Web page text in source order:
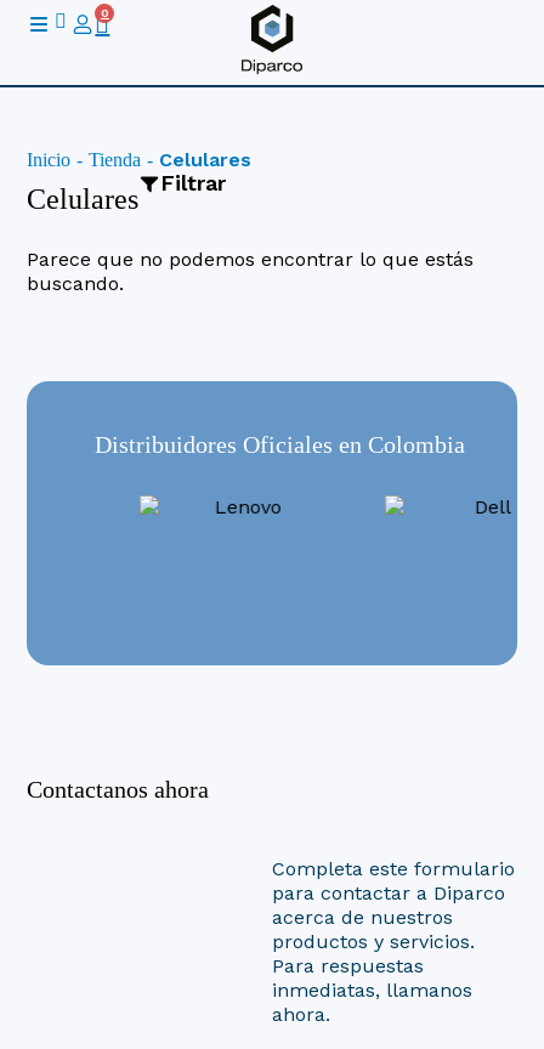
0
Cart
Inicio - Tienda - Celulares
Celulares
Filtrar
Parece que no podemos encontrar lo que estás
buscando.
Distribuidores Oficiales en Colombia
Contactanos ahora
Completa este formulario
para contactar a Diparco
acerca de nuestros
productos y servicios.
Para respuestas
inmediatas, llamanos
ahora.